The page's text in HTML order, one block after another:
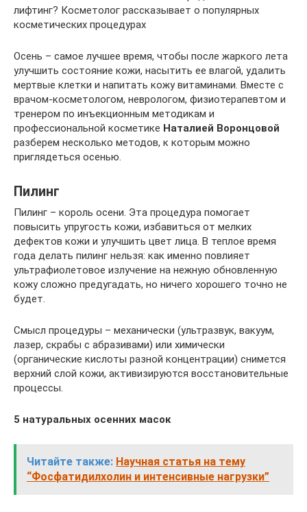
лифтинг? Косметолог рассказывает о популярных
косметических процедурах
Осень – самое лучшее время, чтобы после жаркого лета
улучшить состояние кожи, насытить ее влагой, удалить
мертвые клетки и напитать кожу витаминами. Вместе с
врачом-косметологом, неврологом, физиотерапевтом и
тренером по инъекционным методикам и
профессиональной косметике Наталией Воронцовой
разберем несколько методов, к которым можно
приглядеться осенью.
Пилинг
Пилинг – король осени. Эта процедура помогает
повысить упругость кожи, избавиться от мелких
дефектов кожи и улучшить цвет лица. В теплое время
года делать пилинг нельзя: как именно повлияет
ультрафиолетовое излучение на нежную обновленную
кожу сложно предугадать, но ничего хорошего точно не
будет.
Смысл процедуры – механически (ультразвук, вакуум,
лазер, скрабы с абразивами) или химически
(органические кислоты разной концентрации) снимется
верхний слой кожи, активизируются восстановительные
процессы.
5 натуральных осенних масок
Читайте также: Научная статья на тему
“Фосфатидилхолин и интенсивные нагрузки”